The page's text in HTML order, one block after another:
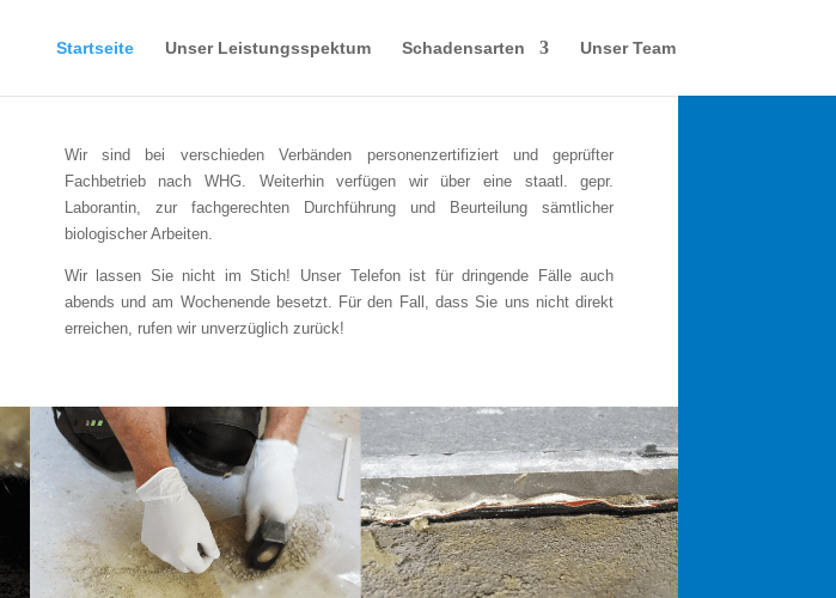
Startseite Unser Leistungsspektum Schadensarten Unser Team
Wir sind bei verschieden Verbänden personenzertifiziert und geprüfter
Fachbetrieb nach WHG. Weiterhin verfügen wir über eine staatl. gepr.
Laborantin, zur fachgerechten Durchführung und Beurteilung sämtlicher
biologischer Arbeiten.
Wir lassen Sie nicht im Stich! Unser Telefon ist für dringende Fälle auch
abends und am Wochenende besetzt. Für den Fall, dass Sie uns nicht direkt
erreichen, rufen wir unverzüglich zurück!